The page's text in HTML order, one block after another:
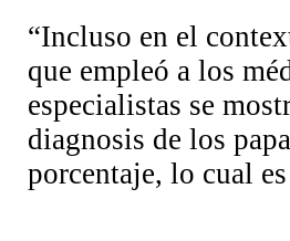
“Incluso en el
que empleó a los
especialistas se
diagnosis de los
porcentaje, lo cual